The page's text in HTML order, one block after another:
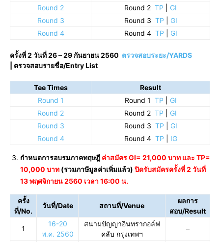
Round 2
Round 2 TP
GI
Round 3
Round 3 TP
GI
Round 4
Round 4 TP GI
ครั้งที่ 2 วันที่ 26 – 29 กันยายน 2560 ตรวจสอบระยะ/YARDS
ตรวจสอบรายชื่อ/Entry List
Tee Times
Result
Round 1
Round 1 TP
GI
Round 2
Round 2 TP
GI
Round 3
Round 3 TP
GI
Round 4
Round 4 TP IG
กำหนดการอบรมภาคทฤษฎี ค่าสมัคร GI= 21,000 บาท และ TP=
10,000 บาท (รวมภาษีมูลค่าเพิ่มแล้ว) ปิดรับสมัครครั้งที่ 2 วันที่
13 พฤศจิกายน 2560 เวลา 16:00 น.
ครั้ง
ที่/No.
วันที่/Date สถานที่/Venue
ผลการ
สอบ/Result
1
16-20
พ.ค. 2560
สนามปัญญาอินทรากอล์ฟ
คลับ กรุงเทพฯ
–